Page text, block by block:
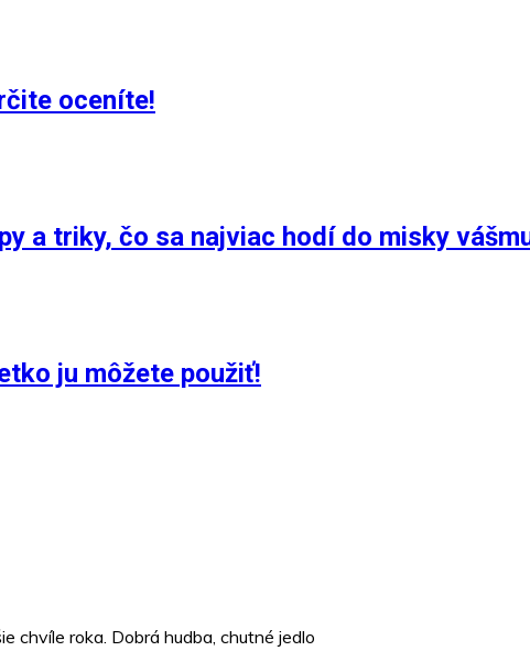
oceníte!
a triky, čo sa najviac hodí do misky
ju môžete použiť!
chvíle roka. Dobrá hudba, chutné jedlo